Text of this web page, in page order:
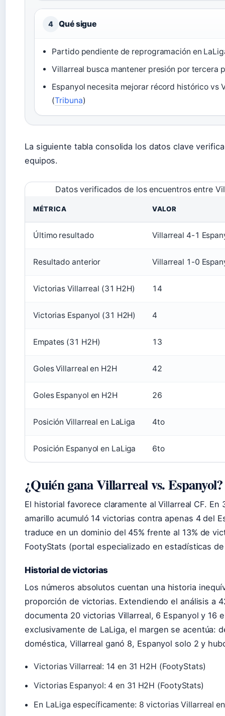
4 Qué sigue
Partido pendiente de reprogramación en
Villarreal busca mantener presión por tercera
Espanyol necesita mejorar récord histórico vs
(Tribuna)
La siguiente tabla consolida los datos clave
equipos.
Datos verificados de los encuentros entre
MÉTRICA VALOR
Último resultado Villarreal 4-1
Resultado anterior Villarreal 1-0
Victorias Villarreal (31 H2H) 14
Victorias Espanyol (31 H2H) 4
Empates (31 H2H) 13
Goles Villarreal en H2H 42
Goles Espanyol en H2H 26
Posición Villarreal en LaLiga 4to
Posición Espanyol en LaLiga 6to
¿Quién gana Villarreal vs. Espanyol?
El historial favorece claramente al Villarreal CF.
amarillo acumuló 14 victorias contra apenas 4 del
traduce en un dominio del 45% frente al 13% de
FootyStats (portal especializado en estadísticas
Historial de victorias
Los números absolutos cuentan una historia
proporción de victorias. Extendiendo el análisis a
documenta 20 victorias Villarreal, 6 Espanyol y 16
exclusivamente de LaLiga, el margen se acentúa:
doméstica, Villarreal ganó 8, Espanyol solo 2 y
Victorias Villarreal: 14 en 31 H2H (FootyStats)
Victorias Espanyol: 4 en 31 H2H (FootyStats)
En LaLiga específicamente: 8 victorias Villarreal